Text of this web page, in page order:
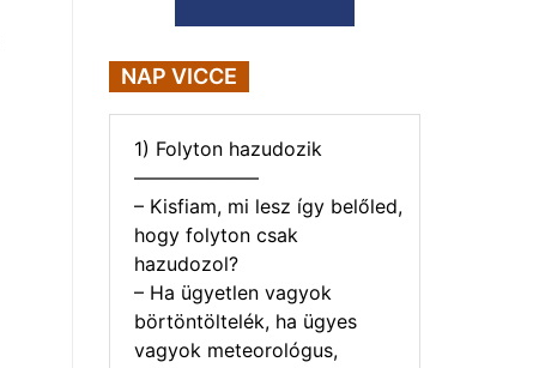
NAP VICCE
1) Folyton hazudozik
——————–
– Kisfiam, mi lesz így belőled,
hogy folyton csak
hazudozol?
– Ha ügyetlen vagyok
börtöntöltelék, ha ügyes
vagyok meteorológus,